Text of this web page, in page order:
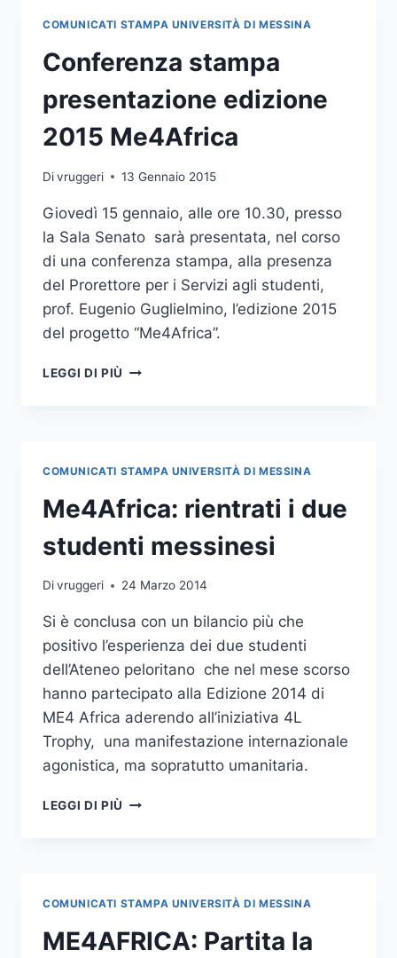
COMUNICATI STAMPA UNIVERSITÀ DI MESSINA
Conferenza stampa
presentazione edizione
2015 Me4Africa
Divruggeri 13 Gennaio 2015
Giovedì 15 gennaio, alle ore 10.30, presso
la Sala Senato sarà presentata, nel corso
di una conferenza stampa, alla presenza
del Prorettore per i Servizi agli studenti,
prof. Eugenio Guglielmino, l’edizione 2015
del progetto “Me4Africa”.
LEGGI DI PIÙ CONFERENZA
COMUNICATI STAMPA UNIVERSITÀ DI MESSINA
Me4Africa: rientrati i due
studenti messinesi
Divruggeri 24 Marzo 2014
Si è conclusa con un bilancio più che
positivo l’esperienza dei due studenti
dell’Ateneo peloritano che nel mese scorso
hanno partecipato alla Edizione 2014 di
ME4 Africa aderendo all’iniziativa 4L
Trophy, una manifestazione internazionale
agonistica, ma sopratutto umanitaria.
LEGGI DI PIÙ ME4AFRICA:
COMUNICATI STAMPA UNIVERSITÀ DI MESSINA
ME4AFRICA: Partita la